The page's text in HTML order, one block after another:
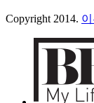
Copyright 2014.